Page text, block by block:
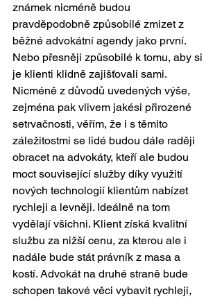
známek nicméně budou
pravděpodobně způsobilé zmizet z
běžné advokátní agendy jako první.
Nebo přesněji způsobilé k tomu, aby si
je klienti klidně zajišťovali sami.
Nicméně z důvodů uvedených výše,
zejména pak vlivem jakési přirozené
setrvačnosti, věřím, že i s těmito
záležitostmi se lidé budou dále raději
obracet na advokáty, kteří ale budou
moct související služby díky využití
nových technologií klientům nabízet
rychleji a levněji. Ideálně na tom
vydělají všichni. Klient získá kvalitní
službu za nižší cenu, za kterou ale i
nadále bude stát právník z masa a
kostí. Advokát na druhé straně bude
schopen takové věci vybavit rychleji,